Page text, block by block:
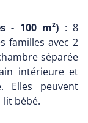
- 100 m²) : 8
familles avec 2
séparée
intérieure et
Elles peuvent
lit bébé.